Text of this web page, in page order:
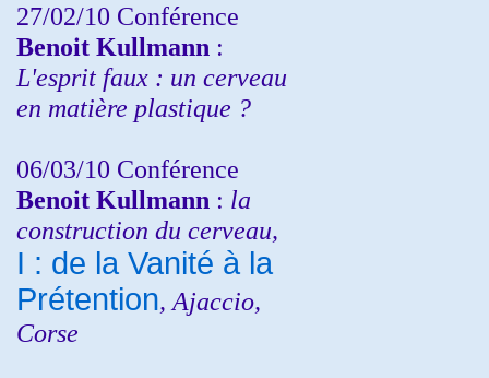
27/02/10 Conférence
Benoit Kullmann :
L'esprit faux : un cerveau
en matière plastique ?
06/03/10 Conférence
Benoit Kullmann : la
construction du cerveau,
I : de la Vanité à la
Prétention, Ajaccio,
Corse